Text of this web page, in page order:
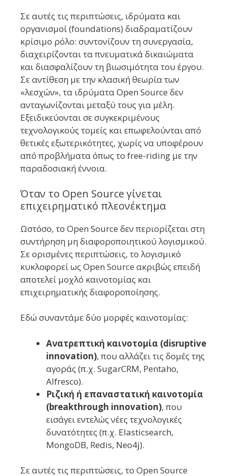
Σε αυτές τις περιπτώσεις, ιδρύματα και
οργανισμοί (foundations) διαδραματίζουν
κρίσιμο ρόλο: συντονίζουν τη συνεργασία,
διαχειρίζονται τα πνευματικά δικαιώματα
και διασφαλίζουν τη βιωσιμότητα του έργου.
Σε αντίθεση με την κλασική θεωρία των
«λεσχών», τα ιδρύματα Open Source δεν
ανταγωνίζονται μεταξύ τους για μέλη.
Εξειδικεύονται σε συγκεκριμένους
τεχνολογικούς τομείς και επωφελούνται από
θετικές εξωτερικότητες, χωρίς να υποφέρουν
από προβλήματα όπως το free-riding με την
παραδοσιακή έννοια.
Όταν το Open Source γίνεται
επιχειρηματικό πλεονέκτημα
Ωστόσο, το Open Source δεν περιορίζεται στη
συντήρηση μη διαφοροποιητικού λογισμικού.
Σε ορισμένες περιπτώσεις, το λογισμικό
κυκλοφορεί ως Open Source ακριβώς επειδή
αποτελεί μοχλό καινοτομίας και
επιχειρηματικής διαφοροποίησης.
Εδώ συναντάμε δύο μορφές καινοτομίας:
Ανατρεπτική καινοτομία (disruptive
innovation), που αλλάζει τις δομές της
αγοράς (π.χ. SugarCRM, Pentaho,
Alfresco).
Ριζική ή επαναστατική καινοτομία
(breakthrough innovation), που
εισάγει εντελώς νέες τεχνολογικές
δυνατότητες (π.χ. Elasticsearch,
MongoDB, Redis, Neo4j).
Σε αυτές τις περιπτώσεις, το Open Source